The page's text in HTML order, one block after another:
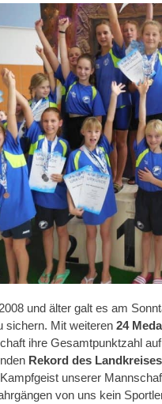
und älter galt es am
sichern. Mit weiteren 24
ihre Gesamtpunktzahl auf
Rekord des
unserer
von uns kein